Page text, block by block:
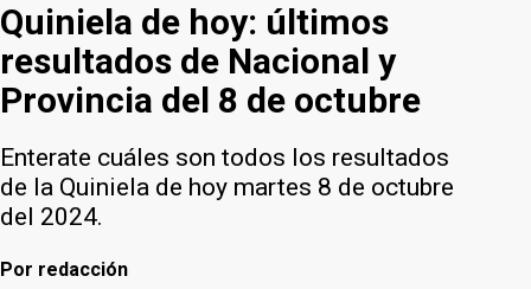
Quiniela de hoy: últimos
resultados de Nacional y
Provincia del 8 de octubre
Enterate cuáles son todos los resultados
de la Quiniela de hoy martes 8 de octubre
del 2024.
Por redacción